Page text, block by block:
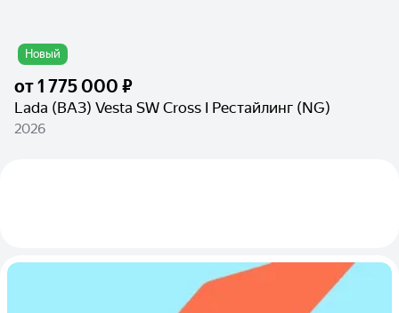
Новый
от1 775 000 ₽
Lada (ВАЗ) Vesta SW Cross I Рестайлинг (NG)
2026